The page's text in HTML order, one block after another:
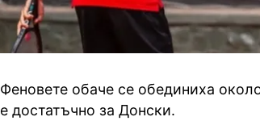
Феновете обаче се обединиха
е достатъчно за Донски.